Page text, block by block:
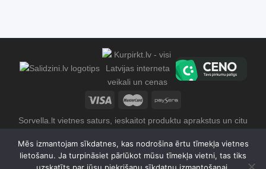
Sorvella.lt vietnes saturs, ieskaitot produktu aprakstus un citu
kopēšana un izplatīšana bez īpašnieka piekrišanas ir stingri
aizliegta. 2026 © Sorvella Latvia | Gretos Zenovaitės -
Mēs izmantojam sīkdatnes, kas nodrošina ērtu tīmekļa vietnes
lietošanu. Ja turpināsiet pārlūkot mūsu tīmekļa vietni, tas tiks
uzskatīts par jūsu piekrišanu sīkdatņu izmantošanai.